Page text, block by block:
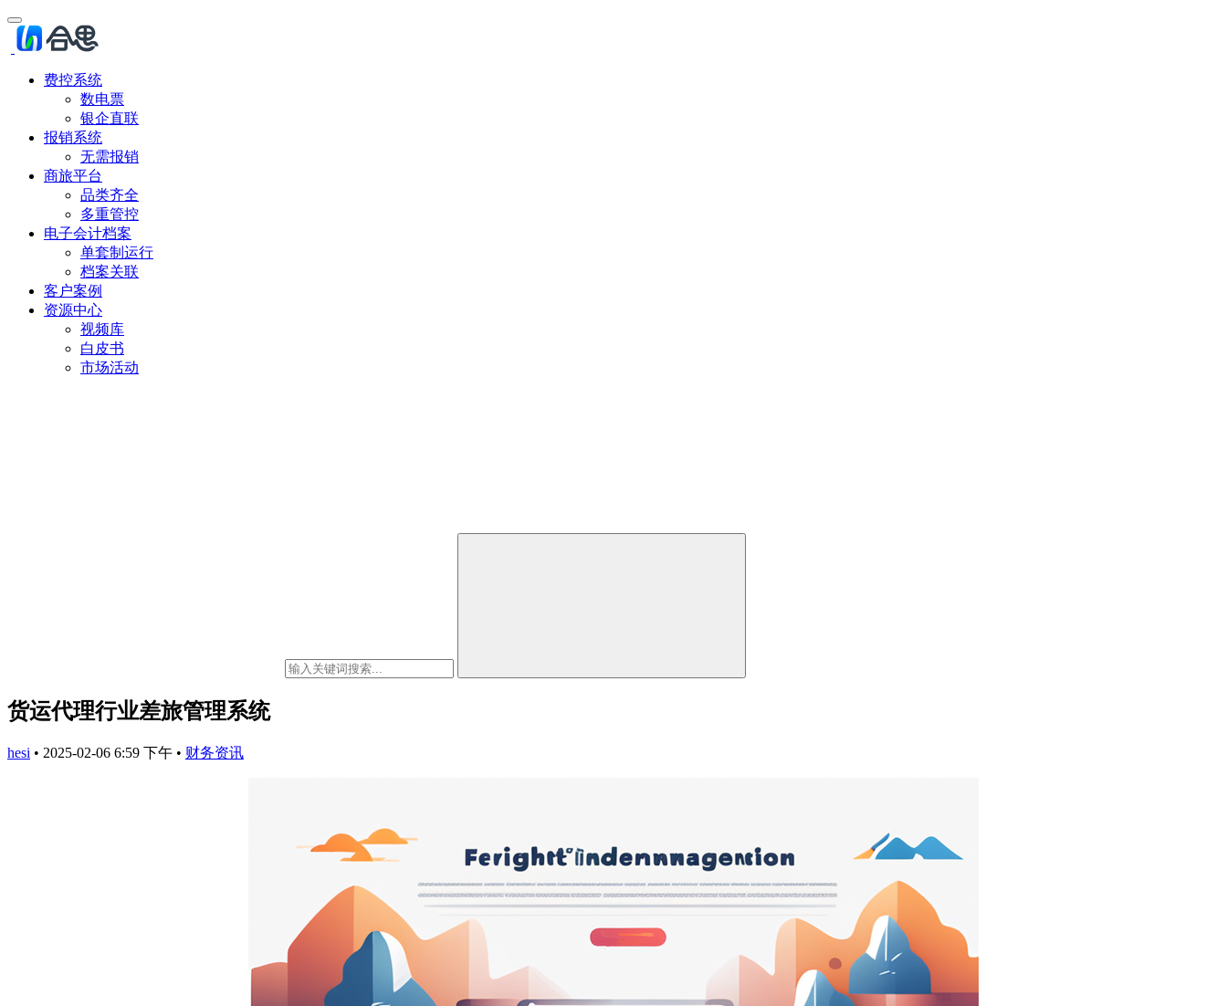
费控系统
数电票
银企直联
报销系统
无需报销
商旅平台
品类齐全
多重管控
电子会计档案
单套制运行
档案关联
客户案例
资源中心
视频库
白皮书
市场活动
货运代理行业差旅管理系统
hesi • 2025-02-06 6:59 下午 • 财务资讯